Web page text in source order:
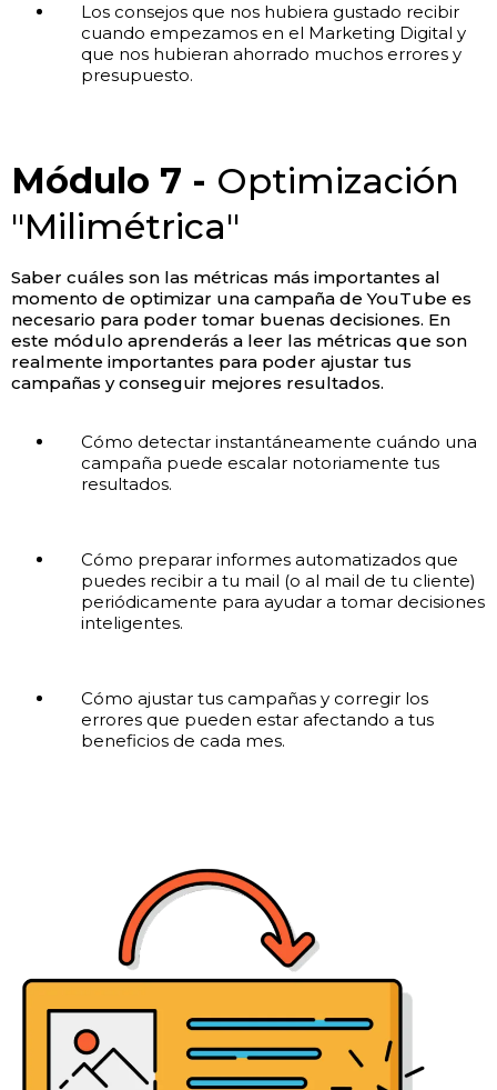
Los consejos que nos hubiera gustado recibir
cuando empezamos en el Marketing Digital y
que nos hubieran ahorrado muchos errores y
presupuesto.
Módulo 7 - Optimización
"Milimétrica"
Saber cuáles son las métricas más importantes al
momento de optimizar una campaña de YouTube es
necesario para poder tomar buenas decisiones. En
este módulo aprenderás a leer las métricas que son
realmente importantes para poder ajustar tus
campañas y conseguir mejores resultados.
Cómo detectar instantáneamente cuándo una
campaña puede escalar notoriamente tus
resultados.
Cómo preparar informes automatizados que
puedes recibir a tu mail (o al mail de tu cliente)
periódicamente para ayudar a tomar decisiones
inteligentes.
Cómo ajustar tus campañas y corregir los
errores que pueden estar afectando a tus
beneficios de cada mes.